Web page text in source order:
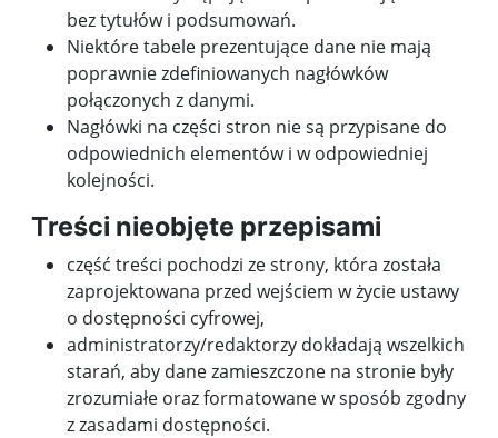
bez tytułów i podsumowań.
Niektóre tabele prezentujące dane nie mają
poprawnie zdefiniowanych nagłówków
połączonych z danymi.
Nagłówki na części stron nie są przypisane do
odpowiednich elementów i w odpowiedniej
kolejności.
Treści nieobjęte przepisami
część treści pochodzi ze strony, która została
zaprojektowana przed wejściem w życie ustawy
o dostępności cyfrowej,
administratorzy/redaktorzy dokładają wszelkich
starań, aby dane zamieszczone na stronie były
zrozumiałe oraz formatowane w sposób zgodny
z zasadami dostępności.